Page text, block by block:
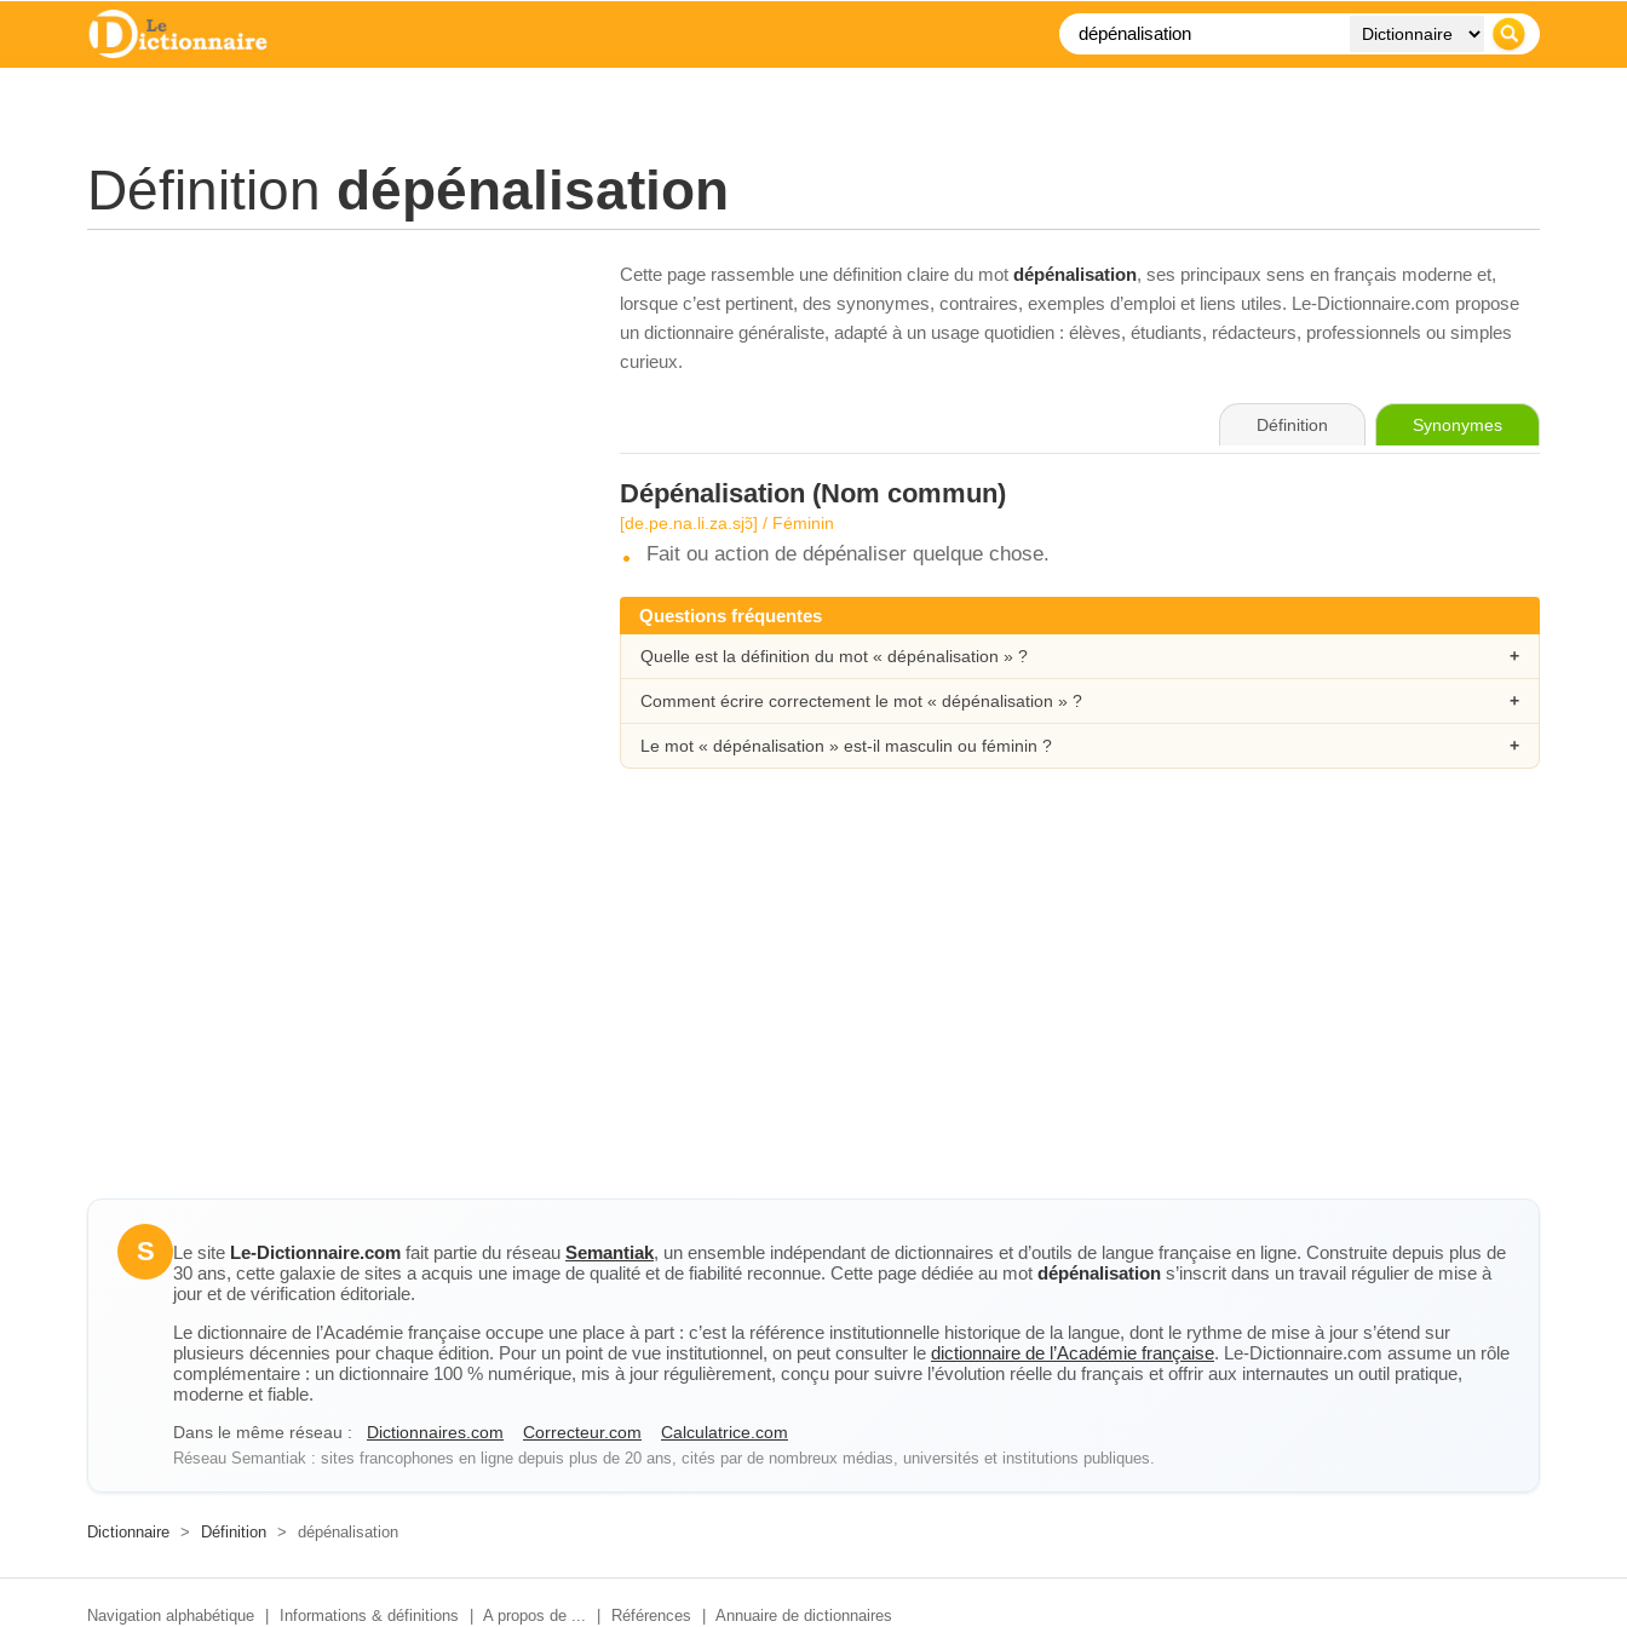
Définition dépénalisation
Cette page rassemble une définition claire du mot dépénalisation, ses principaux sens en français moderne et,
lorsque c’est pertinent, des synonymes, contraires, exemples d’emploi et liens utiles. Le-Dictionnaire.com propose
un dictionnaire généraliste, adapté à un usage quotidien : élèves, étudiants, rédacteurs, professionnels ou simples
curieux.
Définition Synonymes
Dépénalisation (Nom commun)
[de.pe.na.li.za.sjɔ̃] / Féminin
Fait ou action de dépénaliser quelque chose.
Questions fréquentes
Quelle est la définition du mot « dépénalisation » ?
Comment écrire correctement le mot « dépénalisation » ?
Le mot « dépénalisation » est-il masculin ou féminin ?
S Le site Le-Dictionnaire.com fait partie du réseau Semantiak, un ensemble indépendant de dictionnaires et d’outils de langue française en ligne. Construite depuis plus de
30 ans, cette galaxie de sites a acquis une image de qualité et de fiabilité reconnue. Cette page dédiée au mot dépénalisation s’inscrit dans un travail régulier de mise à
jour et de vérification éditoriale.
Le dictionnaire de l’Académie française occupe une place à part : c’est la référence institutionnelle historique de la langue, dont le rythme de mise à jour s’étend sur
plusieurs décennies pour chaque édition. Pour un point de vue institutionnel, on peut consulter le dictionnaire de l’Académie française. Le-Dictionnaire.com assume un rôle
complémentaire : un dictionnaire 100 % numérique, mis à jour régulièrement, conçu pour suivre l’évolution réelle du français et offrir aux internautes un outil pratique,
moderne et fiable.
Dans le même réseau : Dictionnaires.com Correcteur.com Calculatrice.com
Réseau Semantiak : sites francophones en ligne depuis plus de 20 ans, cités par de nombreux médias, universités et institutions publiques.
Dictionnaire > Définition > dépénalisation
Navigation alphabétique Informations & définitions A propos de ... Références Annuaire de dictionnaires